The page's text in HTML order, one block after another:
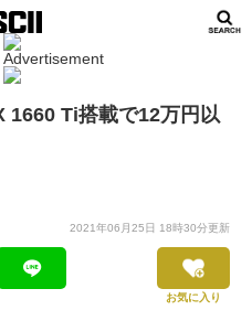
1660 Ti搭載で12万円以
2021年06月25日 18時30分更新
お気に入り